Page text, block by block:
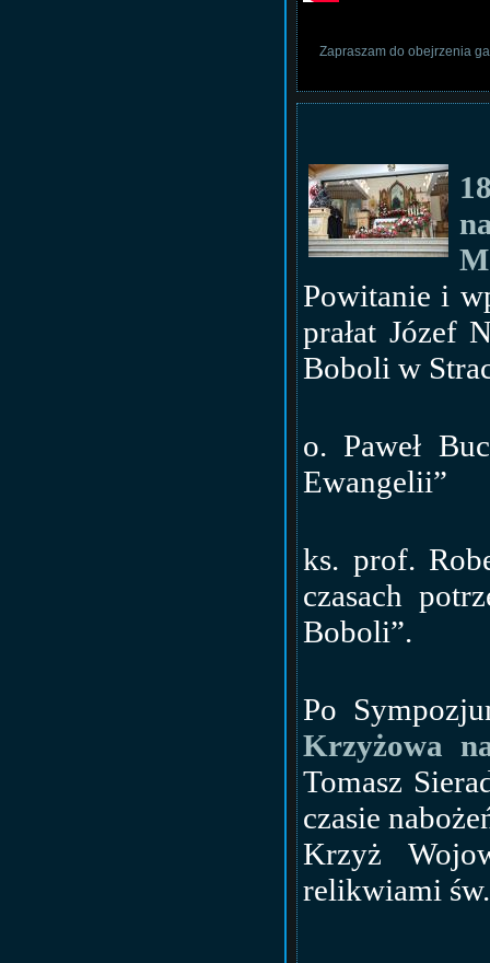
Zapraszam do obejrzenia
Powitanie i
prałat Józef
Boboli w
o. Paweł
Ewangelii”
ks. prof.
czasach
Boboli”.
Po
Krzyżowa
Tomasz
czasie
Krzyż
relikwiami